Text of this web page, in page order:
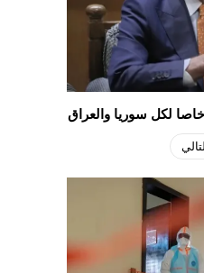
لكل سوريا والعراق